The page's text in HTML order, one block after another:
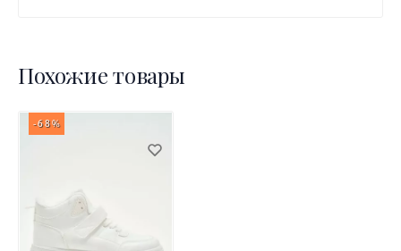
Похожие товары
-68%